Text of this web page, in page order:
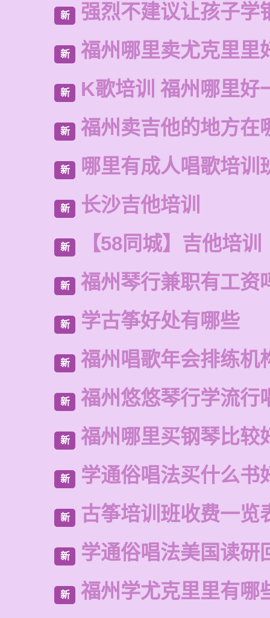
新 强烈不建议让孩子学
新 福州哪里卖尤克里里
新 K歌培训 福州哪里好
新 福州卖吉他的地方在
新 哪里有成人唱歌培训
新 长沙吉他培训
新 【58同城】吉他培训
新 福州琴行兼职有工资
新 学古筝好处有哪些
新 福州唱歌年会排练机
新 福州悠悠琴行学流行
新 福州哪里买钢琴比较
新 学通俗唱法买什么书
新 古筝培训班收费一览
新 学通俗唱法美国读研
新 福州学尤克里里有哪